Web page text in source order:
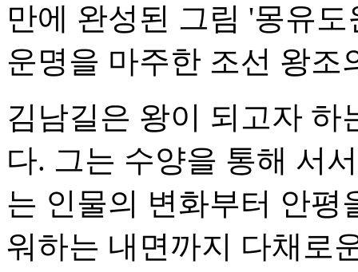
만에 완성된 그림 '몽유
운명을 마주한 조선 왕조
김남길은 왕이 되고자 하
다. 그는 수양을 통해 서
는 인물의 변화부터 안평
워하는 내면까지 다채로